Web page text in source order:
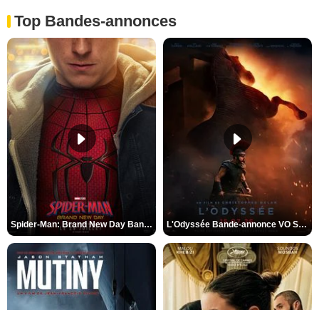
Top Bandes-annonces
Spider-Man: Brand New Day Bande-annonce VO STFR L'Odyssée Bande-annonce VO STFR